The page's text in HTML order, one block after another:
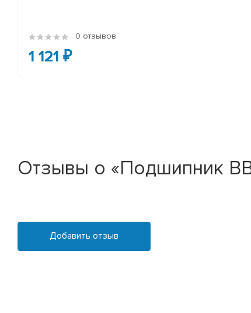
0 отзывов
1 121 ₽
Отзывы о «Подшипник
Добавить отзыв